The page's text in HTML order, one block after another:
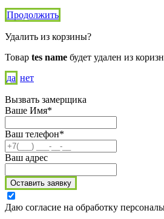
Продолжить
Удалить из корзины?
Товар tes name будет удален из
да нет
Вызвать замерщика
Ваше Имя*
Ваш телефон*
Ваш адрес
Оставить заявку
Даю согласие на обработку